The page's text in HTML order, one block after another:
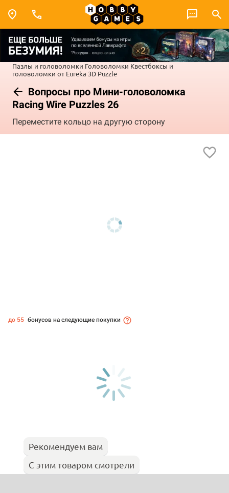
Пазлы и головоломки Головоломки Квестбоксы и
головоломки от Eureka 3D Puzzle
Вопросы про Мини-головоломка
Racing Wire Puzzles 26
Переместите кольцо на другую сторону
до 55 бонусов на следующие покупки
Рекомендуем вам
С этим товаром смотрели